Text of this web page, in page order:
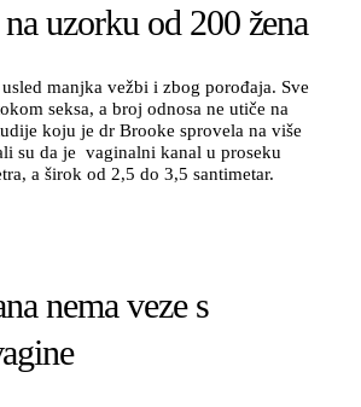
uzorku od 200 žena
manjka vežbi i zbog porođaja. Sve
seksa, a broj odnosa ne utiče na
koju je dr Brooke sprovela na više
su da je vaginalni kanal u proseku
a širok od 2,5 do 3,5 santimetar.
nema veze s